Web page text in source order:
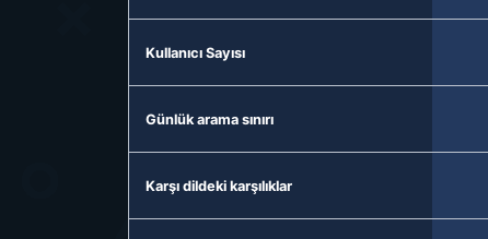
Kullanıcı Sayısı
Günlük arama sınırı
Karşı dildeki karşılıklar